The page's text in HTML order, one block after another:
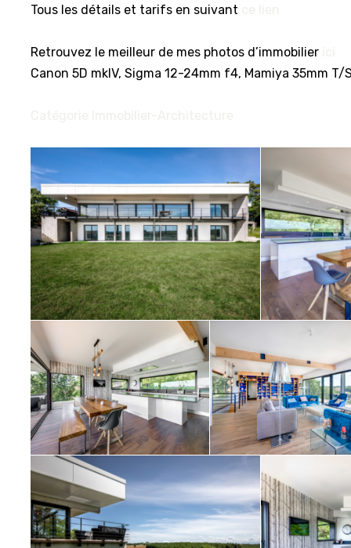
Tous les détails et tarifs en suivant
Retrouvez le meilleur de mes photos d’immobilier
Canon 5D mkIV, Sigma 12-24mm f4, Mamiya 35mm